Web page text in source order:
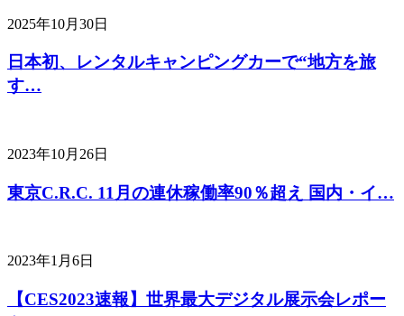
2025年10月30日
日本初、レンタルキャンピングカーで“地方を旅
す…
2023年10月26日
東京C.R.C. 11月の連休稼働率90％超え 国内・イ…
2023年1月6日
【CES2023速報】世界最大デジタル展示会レポー